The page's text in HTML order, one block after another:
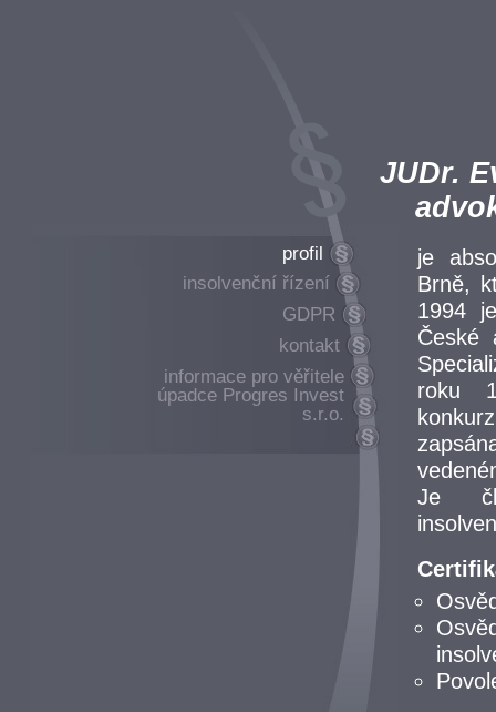
JUDr.
profil
insolvenční řízení
GDPR
kontakt
informace pro věřitele
úpadce Progres Invest
s.r.o.
je
Brně,
1994
České
roku
Je